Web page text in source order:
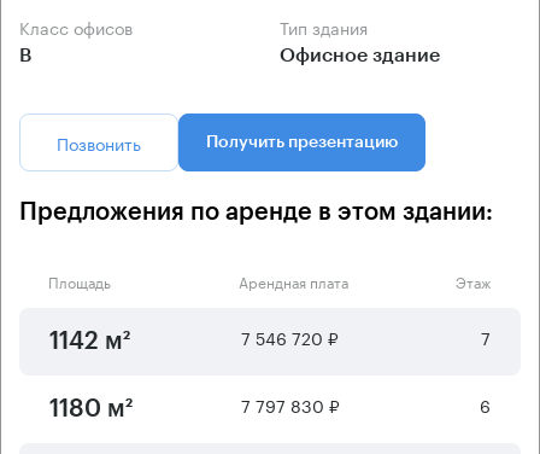
Класс офисов
B
Тип здания
Офисное здание
Позвонить Получить презентацию
Предложения по аренде в этом здании:
Площадь Арендная плата Этаж
1142 м² 7 546 720 ₽ 7
1180 м² 7 797 830 ₽ 6